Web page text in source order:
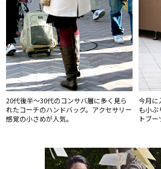
20代後半〜30代のコンサバ層に多く見ら
れたコーチのハンドバッグ。アクセサリー
感覚の小さめが人気。
今月に
も小ぶ
トブー